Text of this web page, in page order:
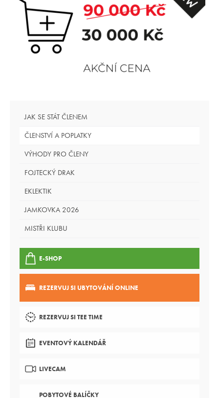
JAK SE STÁT ČLENEM
ČLENSTVÍ A POPLATKY
VÝHODY PRO ČLENY
FOJTECKÝ DRAK
EKLEKTIK
JAMKOVKA 2026
MISTŘI KLUBU
E-SHOP
REZERVUJ SI UBYTOVÁNÍ ONLINE
REZERVUJ SI TEE TIME
EVENTOVÝ KALENDÁŘ
LIVECAM
POBYTOVÉ BALÍČKY